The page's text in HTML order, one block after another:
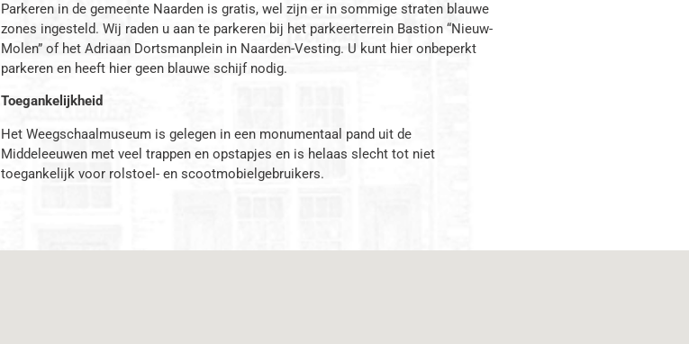
Parkeren in de gemeente Naarden is gratis, wel zijn er in sommige straten blauwe
zones ingesteld. Wij raden u aan te parkeren bij het parkeerterrein Bastion “Nieuw-
Molen” of het Adriaan Dortsmanplein in Naarden-Vesting. U kunt hier onbeperkt
parkeren en heeft hier geen blauwe schijf nodig.
Toegankelijkheid
Het Weegschaalmuseum is gelegen in een monumentaal pand uit de
Middeleeuwen met veel trappen en opstapjes en is helaas slecht tot niet
toegankelijk voor rolstoel- en scootmobielgebruikers.